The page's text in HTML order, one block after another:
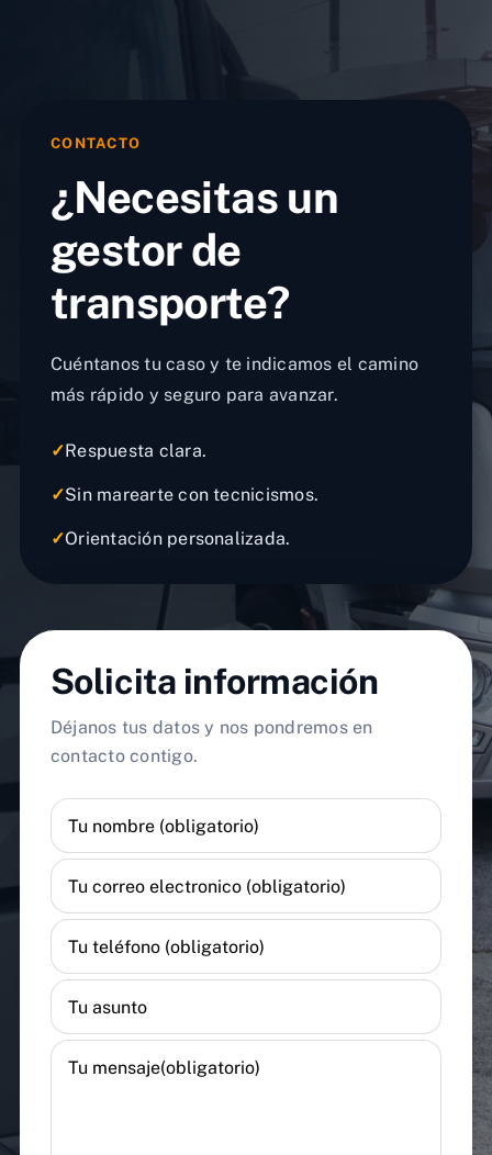
CONTACTO
¿Necesitas un
gestor de
transporte?
Cuéntanos tu caso y te indicamos el camino
más rápido y seguro para avanzar.
✓Respuesta clara.
✓Sin marearte con tecnicismos.
✓Orientación personalizada.
Solicita información
Déjanos tus datos y nos pondremos en
contacto contigo.